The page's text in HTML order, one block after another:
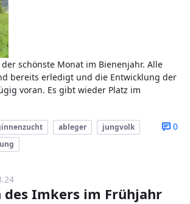
schönste Monat im Bienenjahr. Alle
bereits erledigt und die Entwicklung der
voran. Es gibt wieder Platz im
0
ableger
jungvolk
des Imkers im Frühjahr